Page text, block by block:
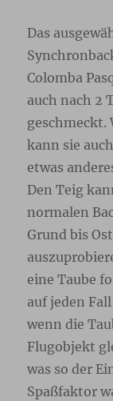
Das
Colomba
auch nach 2
geschmeckt.
kann sie
etwas
Den Teig
normalen
Grund bis
eine Taube
auf jeden
wenn die
Flugobjekt
was so der
Spaßfaktor